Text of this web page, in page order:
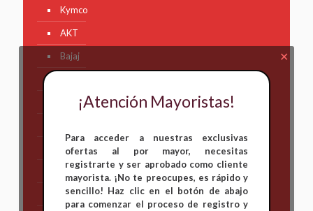
Kymco
AKT
Bajaj
Honda
KTM
Suzuki
TVS
✕
¡Atención Mayoristas!
Para acceder a nuestras exclusivas
ofertas al por mayor, necesitas
registrarte y ser aprobado como cliente
mayorista. ¡No te preocupes, es rápido y
sencillo! Haz clic en el botón de abajo
para comenzar el proceso de registro y